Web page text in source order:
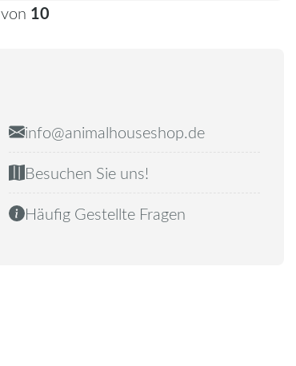
von 10
info@animalhouseshop.de
Besuchen Sie uns!
Häufig Gestellte Fragen